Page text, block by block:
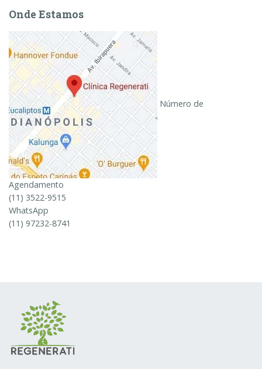
Onde Estamos
Número de
Agendamento
(11) 3522-9515
WhatsApp
(11) 97232-8741